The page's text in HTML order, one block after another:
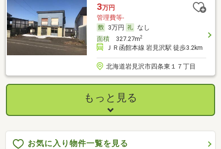
3万円
管理費等-
3万円
なし
面積327.27m2
ＪＲ函館本線 岩見沢駅 徒歩3.2km
北海道岩見沢市四条東１７丁目
もっと見る
お気に入り物件一覧を見る